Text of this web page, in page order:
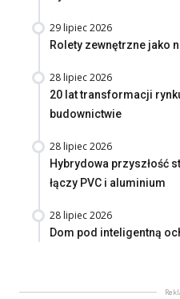
29 lipiec 2026
Rolety zewnętrzne jako
28 lipiec 2026
20 lat transformacji
budownictwie
28 lipiec 2026
Hybrydowa przyszłość
łączy PVC i aluminium
28 lipiec 2026
Dom pod inteligentną